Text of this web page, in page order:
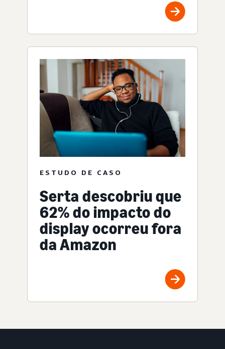
ESTUDO DE CASO
Serta descobriu que
62% do impacto do
display ocorreu fora
da Amazon